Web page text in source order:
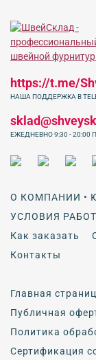
О КОМПАНИИ •
УСЛОВИЯ
Как заказать
Контакты
Главная
Публичная
Политика
Сертификация
https://t.me/
НАША ПОДДЕРЖКА В
ЕЖЕДНЕВНО 9:30 - 20:00